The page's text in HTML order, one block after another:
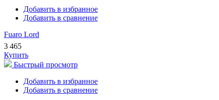
Добавить в избранное
Добавить в сравнение
Fuaro Lord
3 465
Купить
Быстрый просмотр
Добавить в избранное
Добавить в сравнение